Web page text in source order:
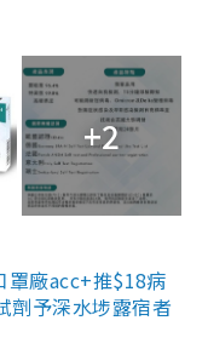
+2
罩廠acc+推$18病
劑予深水埗露宿者